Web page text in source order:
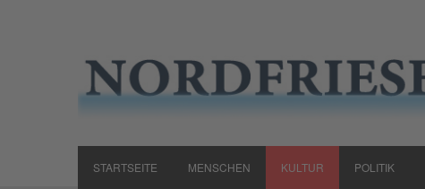
STARTSEITE MENSCHEN KULTUR POLITIK